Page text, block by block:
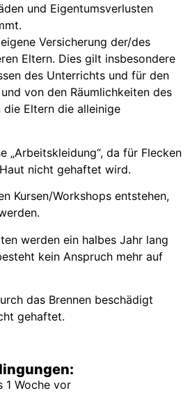
und Eigentumsverlusten
Versicherung der/des
Eltern. Dies gilt insbesondere
des Unterrichts und für den
von den Räumlichkeiten des
Eltern die alleinige
„Arbeitskleidung“, da für Flecken
nicht gehaftet wird.
Kursen/Workshops entstehen,
werden ein halbes Jahr lang
kein Anspruch mehr auf
das Brennen beschädigt
gehaftet.
1 Woche vor